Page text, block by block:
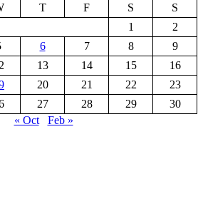
T F S
S
1
2
6 7 8
9
13 14 15
16
20 21 22
23
27 28 29
30
« Oct
Feb »